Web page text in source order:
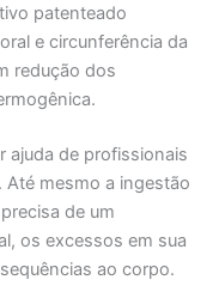
patenteado
e circunferência da
redução dos
ajuda de profissionais
Até mesmo a ingestão
precisa de um
os excessos em sua
ao corpo.